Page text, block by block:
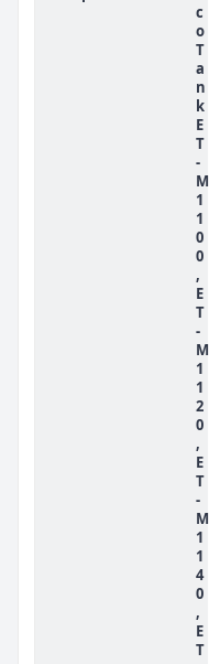
c
o
T
a
n
k
E
T
-
M
1
1
0
0
,
E
T
-
M
1
1
2
0
,
E
T
-
M
1
1
4
0
,
E
T